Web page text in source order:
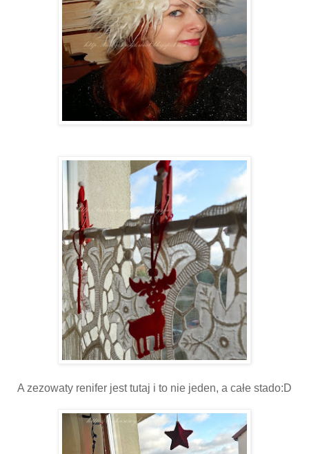
A zezowaty renifer jest tutaj i to nie jeden, a całe stado:D